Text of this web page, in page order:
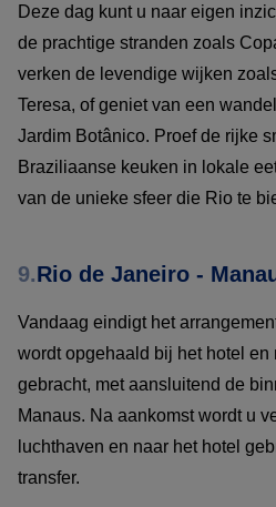
Deze dag kunt u naar eigen
de prachtige stranden zoals
verken de levendige wijken
Teresa, of geniet van een
Jardim Botânico. Proef de rijke
Braziliaanse keuken in lokale
van de unieke sfeer die Rio te
9.Rio de Janeiro -
Vandaag eindigt het
wordt opgehaald bij het hotel en
gebracht, met aansluitend de
Manaus. Na aankomst wordt u
luchthaven en naar het hotel
transfer.